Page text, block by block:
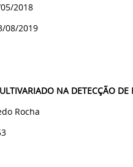
2018
08/2019
NA DETECÇÃO
Rocha